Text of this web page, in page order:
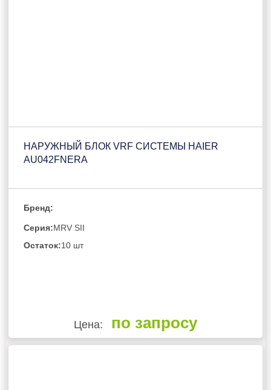
НАРУЖНЫЙ БЛОК VRF СИСТЕМЫ HAIER
AU042FNERA
Бренд:
Серия:MRV SII
Остаток:10 шт
Цена: по запросу